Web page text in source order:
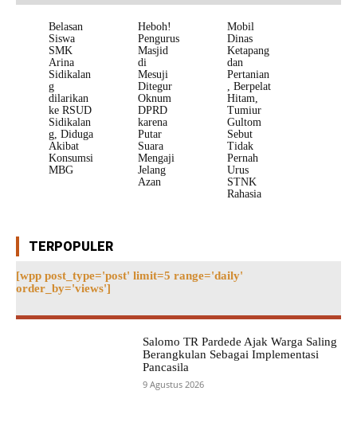
Belasan
Siswa
SMK
Arina
Sidikalan
g
dilarikan
ke RSUD
Sidikalan
g, Diduga
Akibat
Konsumsi
MBG
Heboh!
Pengurus
Masjid
di
Mesuji
Ditegur
Oknum
DPRD
karena
Putar
Suara
Mengaji
Jelang
Azan
Mobil
Dinas
Ketapang
dan
Pertanian
, Berpelat
Hitam,
Tumiur
Gultom
Sebut
Tidak
Pernah
Urus
STNK
Rahasia
TERPOPULER
[wpp post_type='post' limit=5 range='daily'
order_by='views']
Salomo TR Pardede Ajak Warga Saling
Berangkulan Sebagai Implementasi
Pancasila
9 Agustus 2026